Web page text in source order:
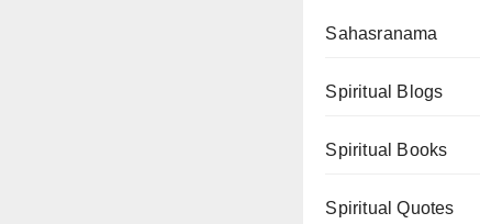
Sahasranama
Spiritual Blogs
Spiritual Books
Spiritual Quotes